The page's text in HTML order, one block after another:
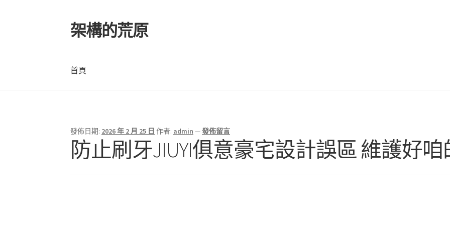
跳
至
覽
列
跳
至
要
內
架構的荒原
首頁
發佈日期: 2026 年 2 月 25 日 作者: admin —發佈留言
防止刷牙JIUYI俱意豪宅設計誤區 維護好